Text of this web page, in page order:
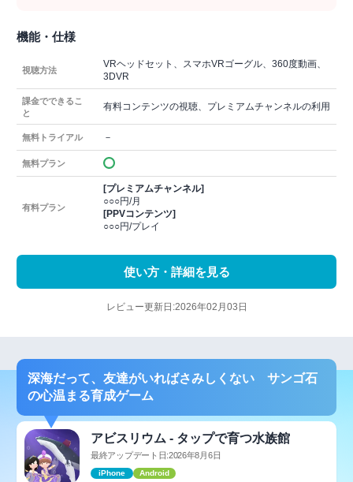
機能・仕様
視聴方法
VRヘッドセット、スマホVRゴーグル、360度動画、
3DVR
課金でできるこ
と
有料コンテンツの視聴、プレミアムチャンネルの利用
無料トライアル －
無料プラン
有料プラン
[プレミアムチャンネル]
○○○円/月
[PPVコンテンツ]
○○○円/プレイ
使い方・詳細を見る
レビュー更新日:2026年02月03日
深海だって、友達がいればさみしくない サンゴ石
の心温まる育成ゲーム
アビスリウム - タップで育つ水族館
最終アップデート日:2026年8月6日
iPhone Android